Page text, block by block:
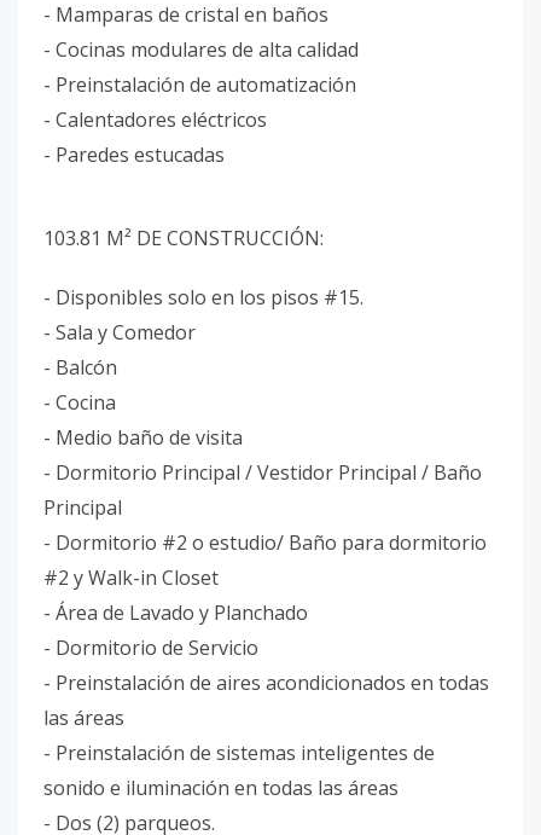
- Mamparas de cristal en baños
- Cocinas modulares de alta calidad
- Preinstalación de automatización
- Calentadores eléctricos
- Paredes estucadas
103.81 M² DE CONSTRUCCIÓN:
- Disponibles solo en los pisos #15.
- Sala y Comedor
- Balcón
- Cocina
- Medio baño de visita
- Dormitorio Principal / Vestidor Principal / Baño
Principal
- Dormitorio #2 o estudio/ Baño para dormitorio
#2 y Walk-in Closet
- Área de Lavado y Planchado
- Dormitorio de Servicio
- Preinstalación de aires acondicionados en todas
las áreas
- Preinstalación de sistemas inteligentes de
sonido e iluminación en todas las áreas
- Dos (2) parqueos.